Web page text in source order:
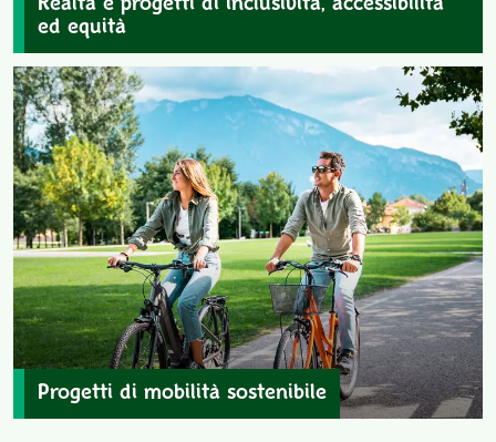
Realtà e progetti di inclusività, accessibilità
ed equità
Progetti di mobilità sostenibile